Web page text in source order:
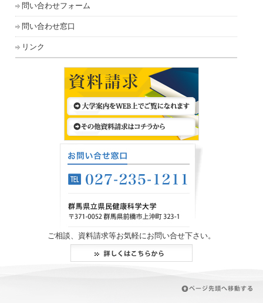
問い合わせフォーム
問い合わせ窓口
リンク
ご相談、資料請求等お気軽にお問い合せ下さい。